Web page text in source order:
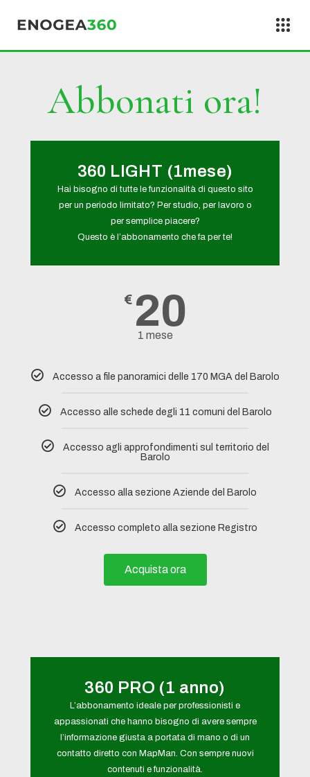
Abbonati ora!
360 LIGHT (1mese)
Hai bisogno di tutte le funzionalità di questo sito
per un periodo limitato? Per studio, per lavoro o
per semplice piacere?
Questo è l’abbonamento che fa per te!
€ 20
1 mese
Accesso a file panoramici delle 170 MGA del Barolo
Accesso alle schede degli 11 comuni del Barolo​
Accesso agli approfondimenti sul territorio del
Barolo
Accesso alla sezione Aziende del Barolo
Accesso completo alla sezione Registro
Acquista ora
360 PRO (1 anno)
L’abbonamento ideale per professionisti e
appassionati che hanno bisogno di avere sempre
l’informazione giusta a portata di mano o di un
contatto diretto con MapMan. Con sempre nuovi
contenuti e funzionalità.